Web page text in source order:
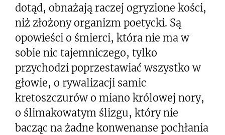
dotąd, obnażają raczej ogryzione kości,
niż złożony organizm poetycki. Są
opowieści o śmierci, która nie ma w
sobie nic tajemniczego, tylko
przychodzi poprzestawiać wszystko w
głowie, o rywalizacji samic
kretoszczurów o miano królowej nory,
o ślimakowatym ślizgu, który nie
bacząc na żadne konwenanse pochłania